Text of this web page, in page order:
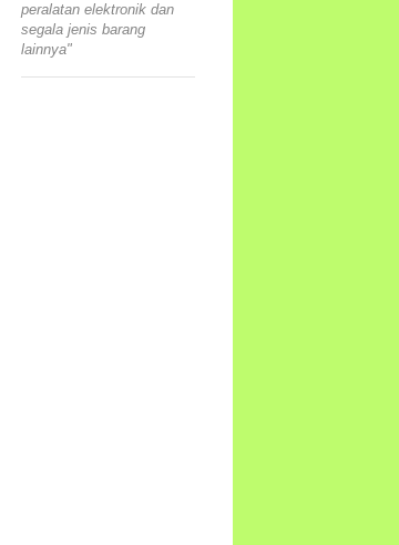
peralatan elektronik dan
segala jenis barang
lainnya"